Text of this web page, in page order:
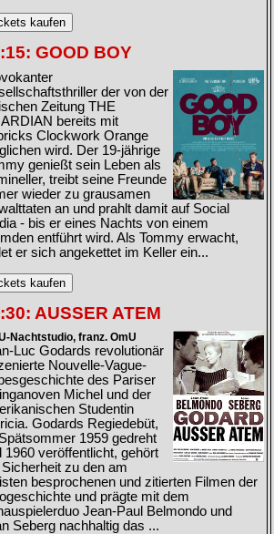
GOOD BOY
der von der
Zeitung THE
bereits mit
Clockwork Orange
wird. Der 19-jährige
genießt sein Leben als
treibt seine Freunde
wieder zu grausamen
an und prahlt damit auf Social
- bis er eines Nachts von einem
entführt wird. Als Tommy erwacht,
er sich angekettet im Keller ein...
AUSSER ATEM
Nachtstudio, franz. OmU
Luc Godards revolutionär
Nouvelle-Vague-
des Pariser
Michel und der
Studentin
Godards Regiedebüt,
1959 gedreht
1960 veröffentlicht, gehört
zu den am
besprochenen und zitierten Filmen der
und prägte mit dem
Jean-Paul Belmondo und
Seberg nachhaltig das ...